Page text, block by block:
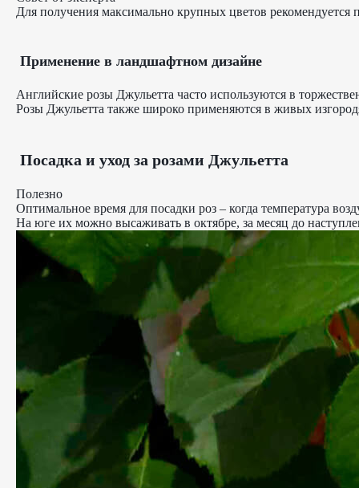
Для получения максимально крупных цветов рекомендуется
Применение в ландшафтном дизайне
Английские розы Джульетта часто используются в
Розы Джульетта также широко применяются в живых
Посадка и уход за розами Джульетта
Полезно
Оптимальное время для посадки роз – когда температура
На юге их можно высаживать в октябре, за месяц до